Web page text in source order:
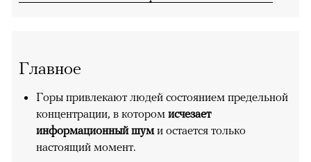
Главное
Горы привлекают людей состоянием предельной
концентрации, в котором исчезает
информационный шум и остается только
настоящий момент.